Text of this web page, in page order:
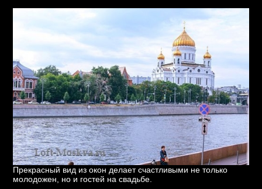
Прекрасный вид из окон делает счастливыми не только
молодожен, но и гостей на свадьбе.